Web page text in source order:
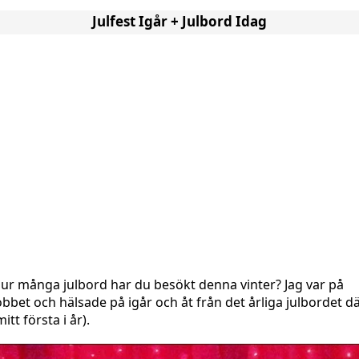
Julfest Igår + Julbord Idag
många julbord har du besökt denna vinter? Jag var på
och hälsade på igår och åt från det årliga julbordet
första i år).